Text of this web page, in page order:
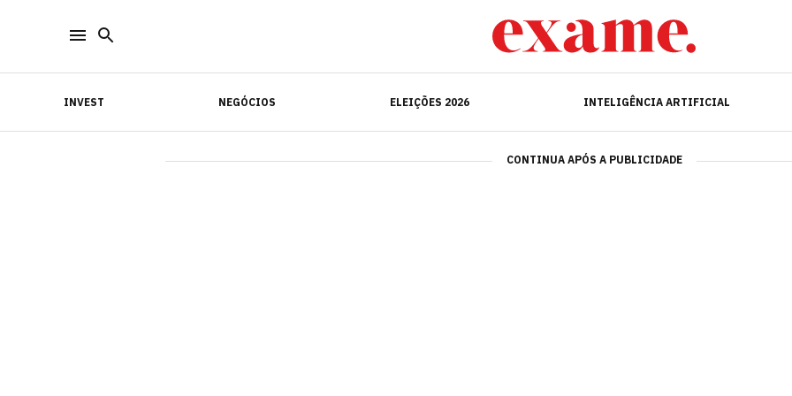
INVEST NEGÓCIOS ELEIÇÕES 2026 INTELIGÊNCIA ARTIFICIAL
INVEST INTELIGÊNCIA ARTIFICIAL
CONTINUA APÓS A PUBLICIDADE